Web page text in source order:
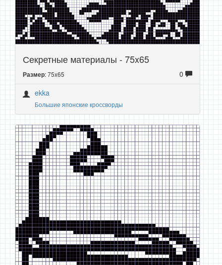
Секретные материалы - 75x65
Размер: 75x65
0
ekka
Большие японские кроссворды